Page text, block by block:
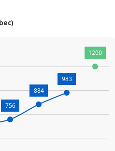
756
884
983
1200